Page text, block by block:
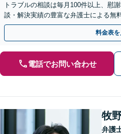
トラブルの相談は毎月100件以上、慰
談・解決実績の豊富な弁護士による無
倫相談は初回0円】【全国対応】
料金表を
電話でお問い合わせ
牧
弁護